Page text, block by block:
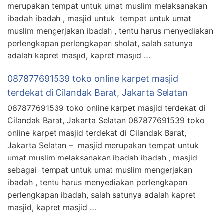
merupakan tempat untuk umat muslim melaksanakan
ibadah ibadah , masjid untuk tempat untuk umat
muslim mengerjakan ibadah , tentu harus menyediakan
perlengkapan perlengkapan sholat, salah satunya
adalah kapret masjid, kapret masjid …
087877691539 toko online karpet masjid
terdekat di Cilandak Barat, Jakarta Selatan
087877691539 toko online karpet masjid terdekat di
Cilandak Barat, Jakarta Selatan 087877691539 toko
online karpet masjid terdekat di Cilandak Barat,
Jakarta Selatan – masjid merupakan tempat untuk
umat muslim melaksanakan ibadah ibadah , masjid
sebagai tempat untuk umat muslim mengerjakan
ibadah , tentu harus menyediakan perlengkapan
perlengkapan ibadah, salah satunya adalah kapret
masjid, kapret masjid …